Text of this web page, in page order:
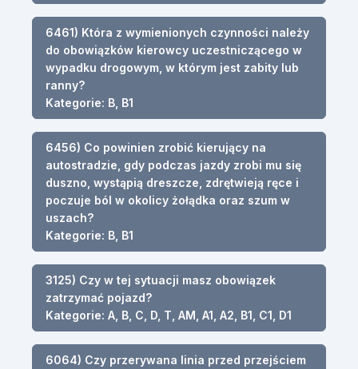
6461) Która z wymienionych czynności należy
do obowiązków kierowcy uczestniczącego w
wypadku drogowym, w którym jest zabity lub
ranny?
Kategorie: B, B1
6456) Co powinien zrobić kierujący na
autostradzie, gdy podczas jazdy zrobi mu się
duszno, wystąpią dreszcze, zdrętwieją ręce i
poczuje ból w okolicy żołądka oraz szum w
uszach?
Kategorie: B, B1
3125) Czy w tej sytuacji masz obowiązek
zatrzymać pojazd?
Kategorie: A, B, C, D, T, AM, A1, A2, B1, C1, D1
6064) Czy przerywana linia przed przejściem